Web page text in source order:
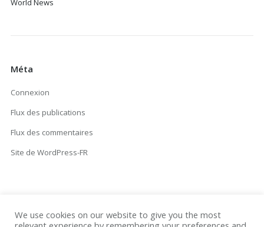
World News
Méta
Connexion
Flux des publications
Flux des commentaires
Site de WordPress-FR
We use cookies on our website to give you the most